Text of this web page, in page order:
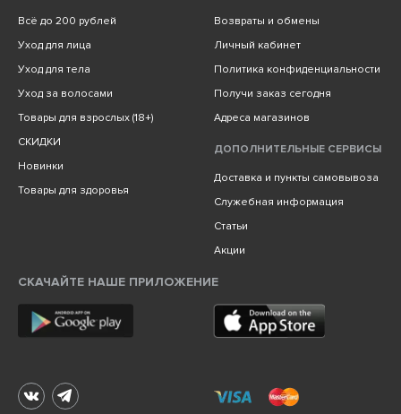
Всё до 200 рублей
Уход для лица
Уход для тела
Уход за волосами
Товары для взрослых (18+)
СКИДКИ
Новинки
Товары для здоровья
Возвраты и обмены
Личный кабинет
Политика конфиденциальности
Получи заказ сегодня
Адреса магазинов
ДОПОЛНИТЕЛЬНЫЕ СЕРВИСЫ
Доставка и пункты самовывоза
Служебная информация
Статьи
Акции
СКАЧАЙТЕ НАШЕ ПРИЛОЖЕНИЕ